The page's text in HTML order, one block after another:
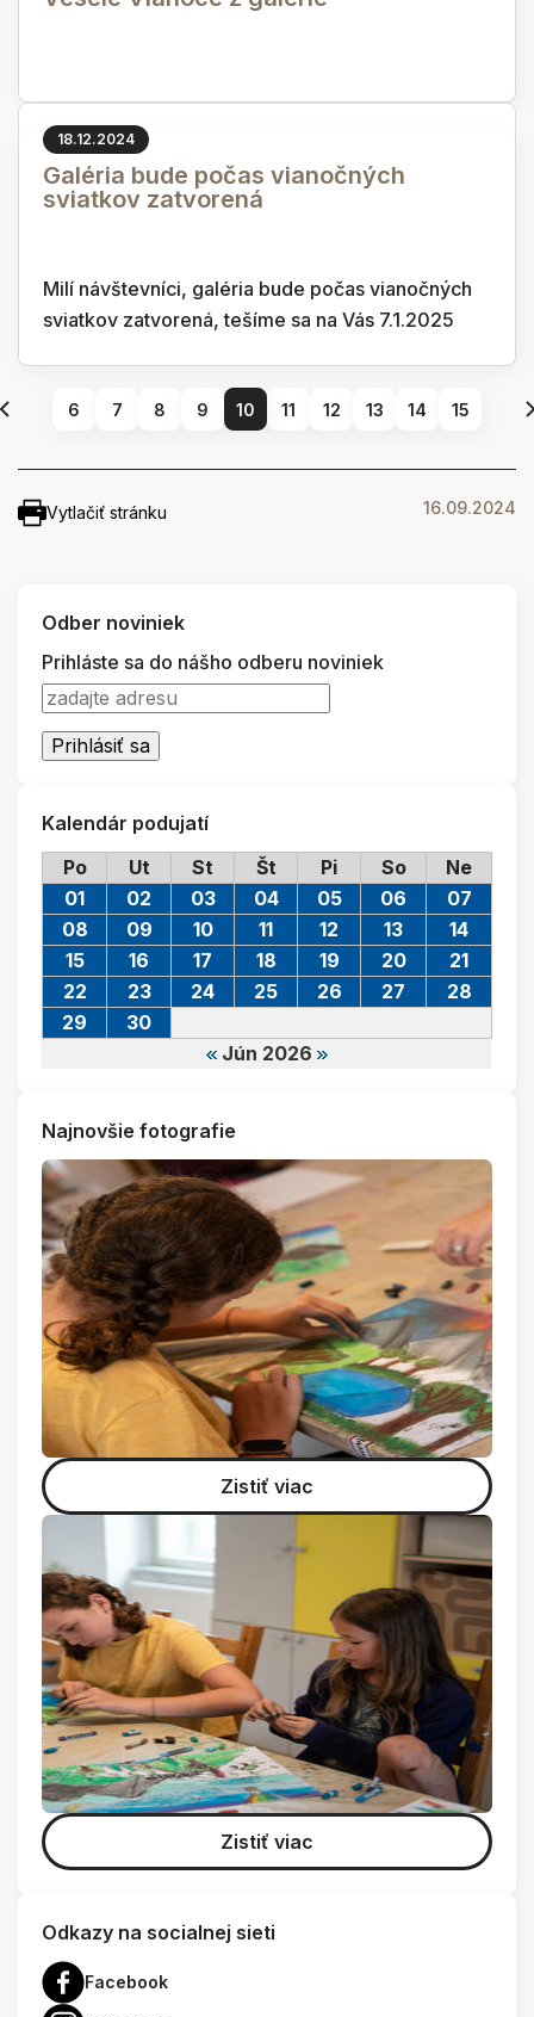
18.12.2024
Galéria bude počas vianočných
sviatkov zatvorená
Milí návštevníci, galéria bude počas vianočných
sviatkov zatvorená, tešíme sa na Vás 7.1.2025
6 7 8 9 10 11 12 13 14 15
Vytlačiť stránku 16.09.2024
Odber noviniek
Prihláste sa do nášho odberu noviniek
Kalendár podujatí
Po
Ut St Št Pi So Ne
Jún 2026
01 02 03 04 05 06
07
08
09 10 11 12 13
14
15
16 17 18 19 20
21
22
23 24 25 26 27
28
29
30
Najnovšie fotografie
Zistiť viac
Zistiť viac
Odkazy na socialnej sieti
Facebook